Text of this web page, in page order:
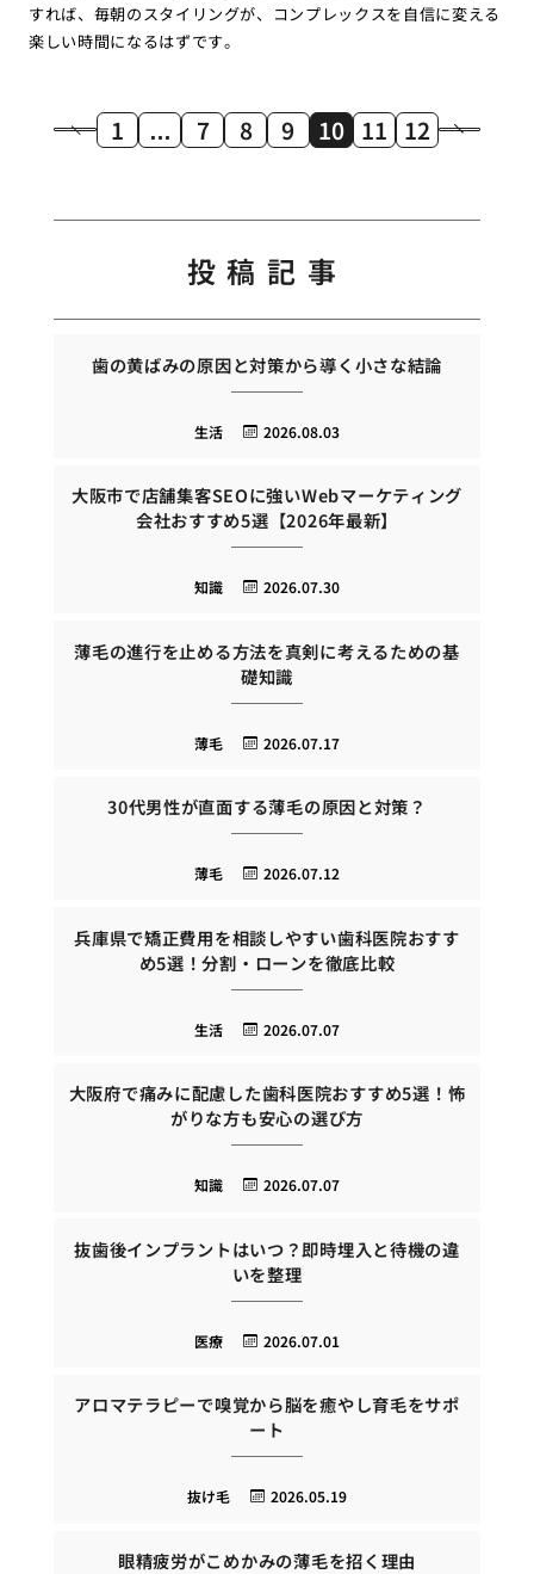
すれば、毎朝のスタイリングが、コンプレックスを自信に変える
楽しい時間になるはずです。
1 … 7 8 9 10 11 12
投稿記事
歯の黄ばみの原因と対策から導く小さな結論
2026.08.03
生活
大阪市で店舗集客SEOに強いWebマーケティング
会社おすすめ5選【2026年最新】
2026.07.30
知識
薄毛の進行を止める方法を真剣に考えるための基
礎知識
2026.07.17
薄毛
30代男性が直面する薄毛の原因と対策？
2026.07.12
薄毛
兵庫県で矯正費用を相談しやすい歯科医院おすす
め5選！分割・ローンを徹底比較
2026.07.07
生活
大阪府で痛みに配慮した歯科医院おすすめ5選！怖
がりな方も安心の選び方
2026.07.07
知識
抜歯後インプラントはいつ？即時埋入と待機の違
いを整理
2026.07.01
医療
アロマテラピーで嗅覚から脳を癒やし育毛をサポ
ート
2026.05.19
抜け毛
眼精疲労がこめかみの薄毛を招く理由